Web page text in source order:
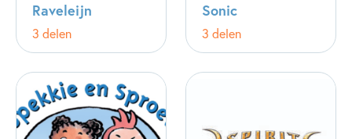
Raveleijn
3 delen
Sonic
3 delen